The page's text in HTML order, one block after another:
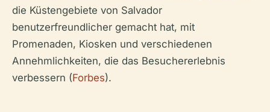
die Küstengebiete von Salvador
benutzerfreundlicher gemacht hat, mit
Promenaden, Kiosken und verschiedenen
Annehmlichkeiten, die das Besuchererlebnis
verbessern (Forbes).